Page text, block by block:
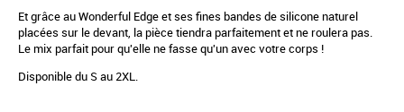
Et grâce au Wonderful Edge et ses fines bandes de silicone naturel
placées sur le devant, la pièce tiendra parfaitement et ne roulera pas.
Le mix parfait pour qu'elle ne fasse qu'un avec votre corps !
Disponible du S au 2XL.